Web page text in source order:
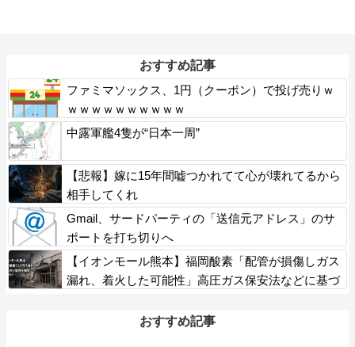
おすすめ記事
ファミマソックス、1円（クーポン）で投げ売りｗ
ｗｗｗｗｗｗｗｗｗｗ
中露軍艦4隻が“日本一周”
【悲報】嫁に15年間嘘つかれてて心が壊れてるから
相手してくれ
Gmail、サードパーティの「送信元アドレス」のサ
ポートを打ち切りへ
【イオンモール熊本】福岡酸素「配管が損傷しガス
漏れ、着火した可能性」高圧ガス保安法などに基づ
おすすめ記事